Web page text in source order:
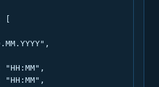
"HH:MM",
"HH:MM",